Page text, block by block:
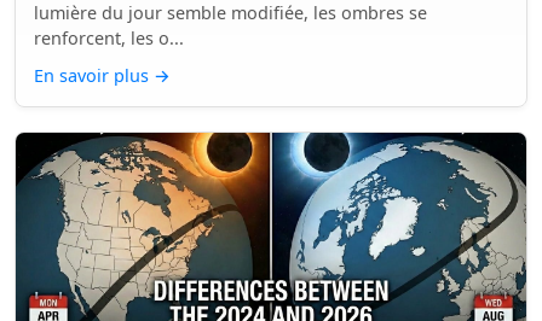
lumière du jour semble modifiée, les ombres se
renforcent, les o...
En savoir plus →